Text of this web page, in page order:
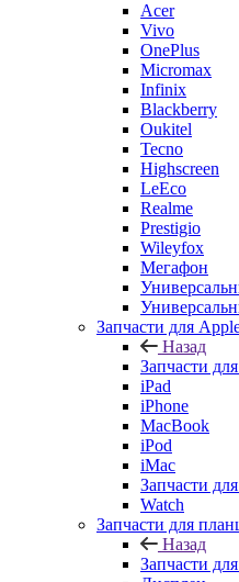
Infinix
Blackberry
Oukitel
Tecno
Highscreen
LeEco
Realme
Prestigio
Wileyfox
Мегафон
Запчасти для Apple
Назад
Запчасти
iPad
iPhone
MacBook
iPod
iMac
Запчасти для
Watch
Запчасти для
Назад
Запчасти
Дисплеи
Шлейфы
Тачскрины